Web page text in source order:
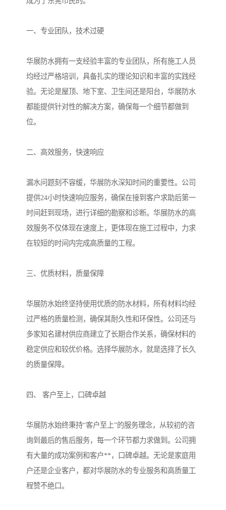
一、专业团队，技术过硬
华展防水拥有一支经验丰富的专业团队，所有施工人员
均经过严格培训，具备扎实的理论知识和丰富的实践经
验。无论是屋顶、地下室、卫生间还是阳台，华展防水
都能提供针对性的解决方案，确保每一个细节都做到
位。
二、高效服务，快速响应
漏水问题刻不容缓，华展防水深知时间的重要性。公司
提供24小时快速响应服务，确保在接到客户求助后第一
时间赶到现场，进行详细的勘察和诊断。华展防水的高
效服务不仅体现在速度上，更体现在施工过程中，力求
在较短的时间内完成高质量的工程。
三、优质材料，质量保障
华展防水始终坚持使用优质的防水材料，所有材料均经
过严格的质量检测，确保其耐久性和环保性。公司还与
多家知名建材供应商建立了长期合作关系，确保材料的
稳定供应和较优价格。选择华展防水，就是选择了长久
的质量保障。
四、 客户至上，口碑卓越
华展防水始终秉持“客户至上”的服务理念，从较初的咨
询到最后的售后服务，每一个环节都力求做到。公司拥
有大量的成功案例和客户**，口碑卓越。无论是家庭用
户还是企业客户，都对华展防水的专业服务和高质量工
程赞不绝口。